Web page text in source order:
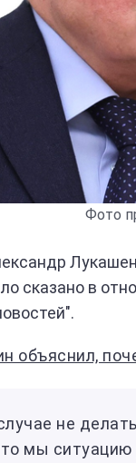
Фото
сказано в
объяснил,
не
мы